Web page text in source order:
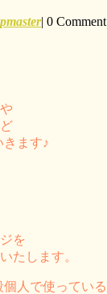
| 0 Comment
ます♪
を
たします。
人で使っている